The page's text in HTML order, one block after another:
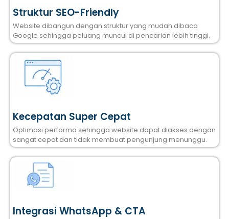
Struktur SEO-Friendly
Website dibangun dengan struktur yang mudah dibaca
Google sehingga peluang muncul di pencarian lebih tinggi.
Kecepatan Super Cepat
Optimasi performa sehingga website dapat diakses dengan
sangat cepat dan tidak membuat pengunjung menunggu.
Integrasi WhatsApp & CTA